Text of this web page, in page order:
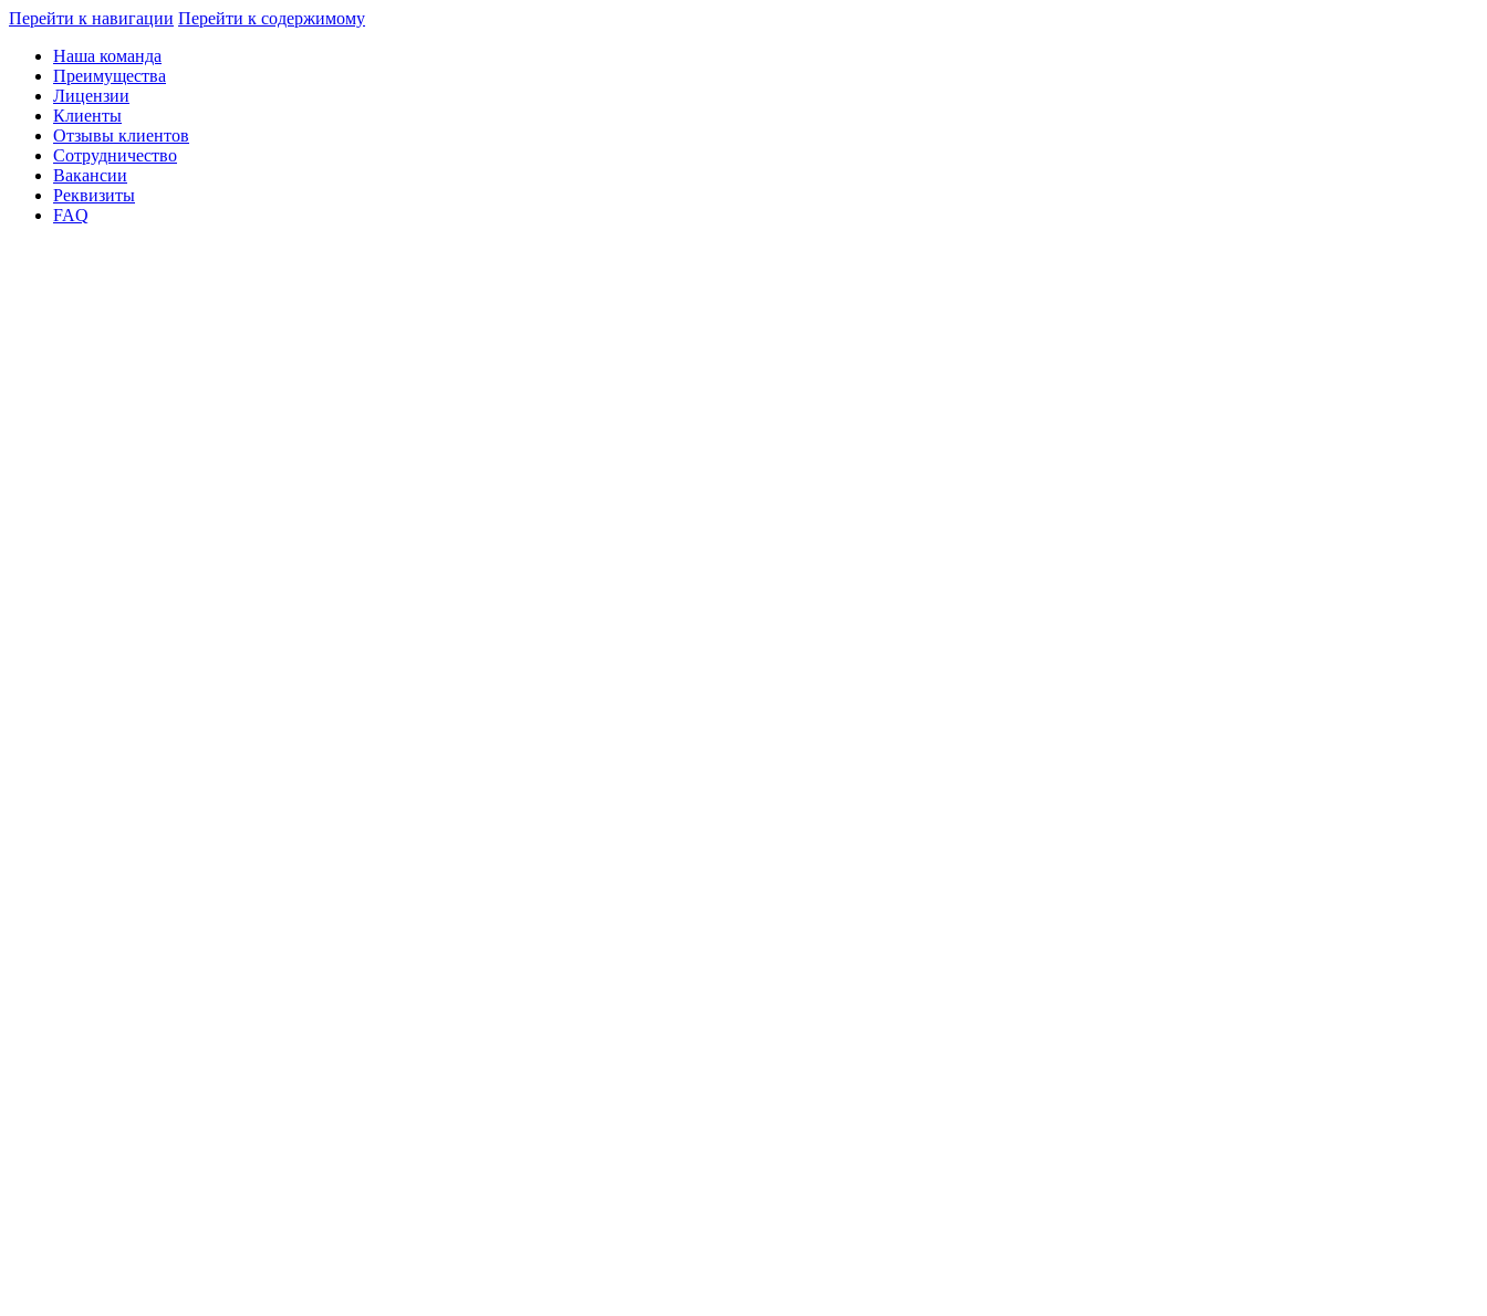
Перейти к навигации Перейти к содержимому
Наша команда
Преимущества
Лицензии
Клиенты
Отзывы клиентов
Сотрудничество
Вакансии
Реквизиты
FAQ